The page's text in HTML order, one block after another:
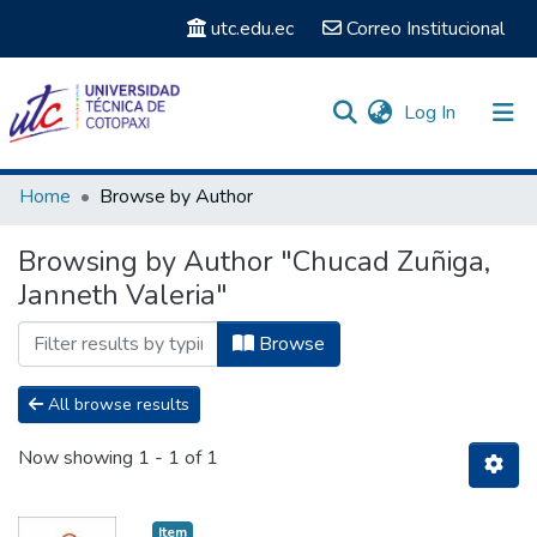
utc.edu.ec Correo Institucional
Log In (current)
Communities & Collections
Home Browse by Author
Browsing by Author "Chucad Zuñiga,
Janneth Valeria"
Browse
All browse results
Now showing 1 - 1 of 1
Item